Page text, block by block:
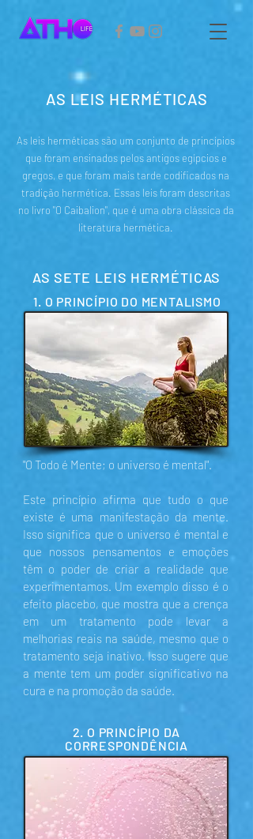
AS LEIS HERMÉTICAS
As leis herméticas são um conjunto de princípios
que foram ensinados pelos antigos egípcios e
gregos, e que foram mais tarde codificados na
tradição hermética. Essas leis foram descritas
no livro "O Caibalion", que é uma obra clássica da
literatura hermética.
AS SETE LEIS HERMÉTICAS
1. O PRINCÍPIO DO MENTALISMO
"O Todo é Mente; o universo é mental".
Este princípio afirma que tudo o que
existe é uma manifestação da mente.
Isso significa que o universo é mental e
que nossos pensamentos e emoções
têm o poder de criar a realidade que
experimentamos. Um exemplo disso é o
efeito placebo, que mostra que a crença
em um tratamento pode levar a
melhorias reais na saúde, mesmo que o
tratamento seja inativo. Isso sugere que
a mente tem um poder significativo na
cura e na promoção da saúde.
2. O PRINCÍPIO DA
CORRESPONDÊNCIA